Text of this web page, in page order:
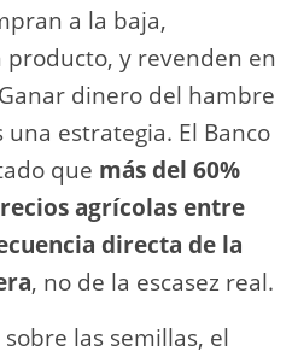
a la baja,
y revenden en
dinero del hambre
estrategia. El Banco
que más del 60%
agrícolas entre
directa de la
, no de la escasez real.
las semillas, el